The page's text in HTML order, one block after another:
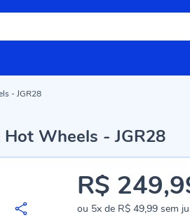
- JGR28
Wheels - JGR28
R$
ou 5xde R$ 49,99sem